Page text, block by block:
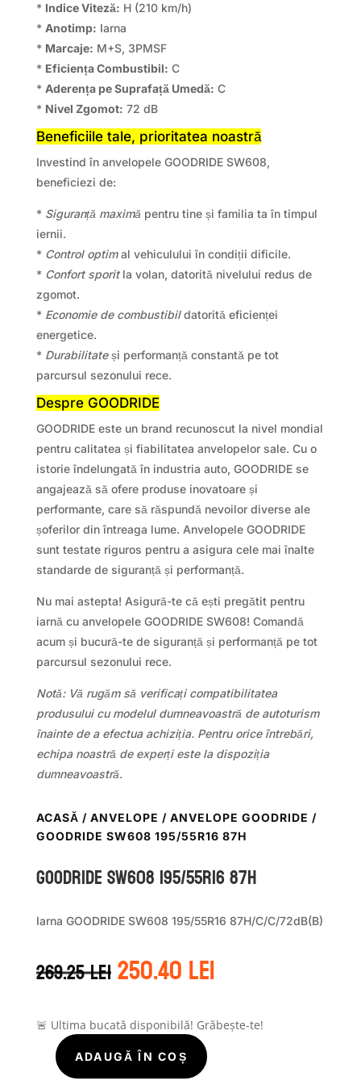
* Indice Viteză: H (210 km/h)
* Anotimp: Iarna
* Marcaje: M+S, 3PMSF
* Eficiența Combustibil: C
* Aderența pe Suprafață Umedă: C
* Nivel Zgomot: 72 dB
Beneficiile tale, prioritatea noastră
Investind în anvelopele GOODRIDE SW608,
beneficiezi de:
* Siguranță maximă pentru tine și familia ta în timpul
iernii.
* Control optimal vehiculului în condiții dificile.
* Confort sporitla volan, datorită nivelului redus de
zgomot.
* Economie de combustibildatorită eficienței
energetice.
* Durabilitateși performanță constantă pe tot
parcursul sezonului rece.
Despre GOODRIDE
GOODRIDE este un brand recunoscut la nivel mondial
pentru calitatea și fiabilitatea anvelopelor sale. Cu o
istorie îndelungată în industria auto, GOODRIDE se
angajează să ofere produse inovatoare și
performante, care să răspundă nevoilor diverse ale
șoferilor din întreaga lume. Anvelopele GOODRIDE
sunt testate riguros pentru a asigura cele mai înalte
standarde de siguranță și performanță.
Nu mai astepta! Asigură-te că ești pregătit pentru
iarnă cu anvelopele GOODRIDE SW608! Comandă
acum și bucură-te de siguranță și performanță pe tot
parcursul sezonului rece.
Notă: Vă rugăm să verificați compatibilitatea
produsului cu modelul dumneavoastră de autoturism
înainte de a efectua achiziția. Pentru orice întrebări,
echipa noastră de experți este la dispoziția
dumneavoastră.
ACASĂ / ANVELOPE / ANVELOPE GOODRIDE /
GOODRIDE SW608 195/55R16 87H
GOODRIDE SW608 195/55R16 87H
Iarna GOODRIDE SW608 195/55R16 87H/C/C/72dB(B)
269.25leiPrețul
inițial
fost:
269.25 lei.
250.40leiPrețul
curent
250.40 lei.
🚨 Ultima bucată disponibilă! Grăbește-te!
CantitateADAUGĂ ÎN COȘ